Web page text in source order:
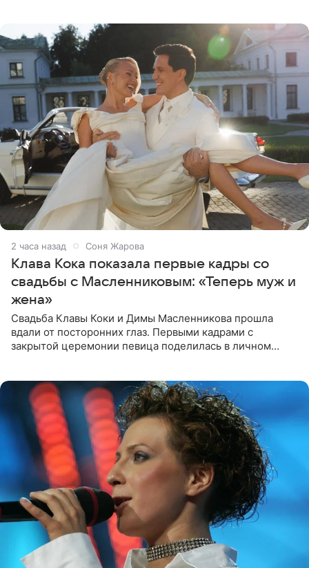
2 часа назад Соня Жарова
Клава Кока показала первые кадры со
свадьбы с Масленниковым: «Теперь муж и
жена»
Свадьба Клавы Коки и Димы Масленникова прошла
вдали от посторонних глаз. Первыми кадрами с
закрытой церемонии певица поделилась в личном